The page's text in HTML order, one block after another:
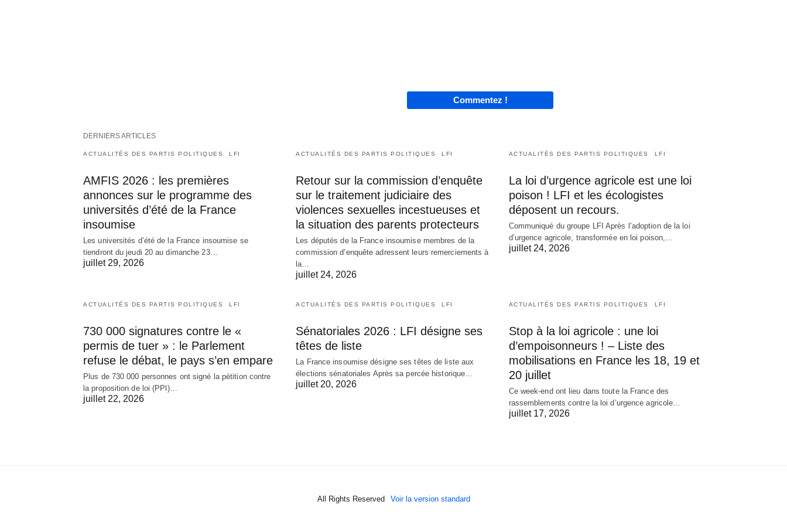
Commentez !
DERNIERS ARTICLES
ACTUALITÉS DES PARTIS POLITIQUES LFI
AMFIS 2026 : les premières
annonces sur le programme des
universités d’été de la France
insoumise
Les universités d’été de la France insoumise se
tiendront du jeudi 20 au dimanche 23…
juillet 29, 2026
ACTUALITÉS DES PARTIS POLITIQUES LFI
Retour sur la commission d’enquête
sur le traitement judiciaire des
violences sexuelles incestueuses et
la situation des parents protecteurs
Les députés de la France insoumise membres de la
commission d’enquête adressent leurs remerciements à
la…
juillet 24, 2026
ACTUALITÉS DES PARTIS POLITIQUES LFI
La loi d’urgence agricole est une loi
poison ! LFI et les écologistes
déposent un recours.
Communiqué du groupe LFI Après l’adoption de la loi
d’urgence agricole, transformée en loi poison,…
juillet 24, 2026
ACTUALITÉS DES PARTIS POLITIQUES LFI
730 000 signatures contre le «
permis de tuer » : le Parlement
refuse le débat, le pays s’en empare
Plus de 730 000 personnes ont signé la pétition contre
la proposition de loi (PPl)…
juillet 22, 2026
ACTUALITÉS DES PARTIS POLITIQUES LFI
Sénatoriales 2026 : LFI désigne ses
têtes de liste
La France insoumise désigne ses têtes de liste aux
élections sénatoriales Après sa percée historique…
juillet 20, 2026
ACTUALITÉS DES PARTIS POLITIQUES LFI
Stop à la loi agricole : une loi
d’empoisonneurs ! – Liste des
mobilisations en France les 18, 19 et
20 juillet
Ce week-end ont lieu dans toute la France des
rassemblements contre la loi d’urgence agricole…
juillet 17, 2026
All Rights Reserved Voir la version standard